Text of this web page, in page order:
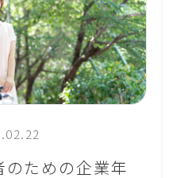
ための企業年